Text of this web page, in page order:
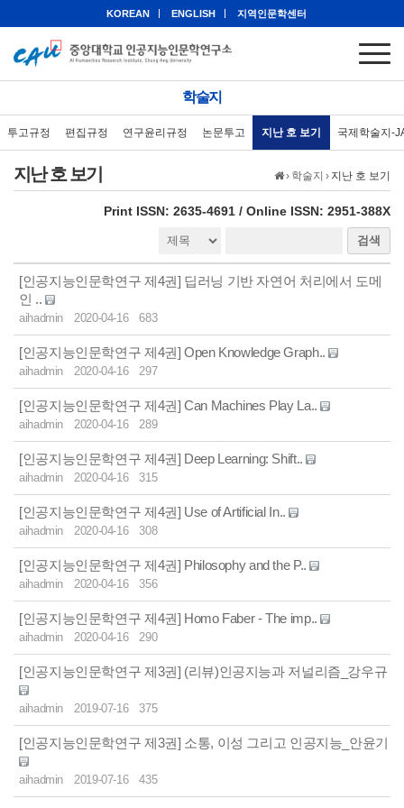
KOREAN ENGLISH 지역인문학센터
학술지
투고규정 편집규정 연구윤리규정 논문투고 지난 호 보기 국제학술지-
› 학술지 › 지난 호 보기
지난 호 보기
Print ISSN: 2635-4691 / Online ISSN: 2951-388X
검색
[인공지능인문학연구 제4권] 딥러닝 기반 자연어 처리에서 도메
인 ..
aihadmin 2020-04-16 683
[인공지능인문학연구 제4권] Open Knowledge Graph..
aihadmin 2020-04-16 297
[인공지능인문학연구 제4권] Can Machines Play La..
aihadmin 2020-04-16 289
[인공지능인문학연구 제4권] Deep Learning: Shift..
aihadmin 2020-04-16 315
[인공지능인문학연구 제4권] Use of Artificial In..
aihadmin 2020-04-16 308
[인공지능인문학연구 제4권] Philosophy and the P..
aihadmin 2020-04-16 356
[인공지능인문학연구 제4권] Homo Faber - The imp..
aihadmin 2020-04-16 290
[인공지능인문학연구 제3권] (리뷰)인공지능과 저널리즘_강우규
aihadmin 2019-07-16 375
[인공지능인문학연구 제3권] 소통, 이성 그리고 인공지능_안윤기
aihadmin 2019-07-16 435